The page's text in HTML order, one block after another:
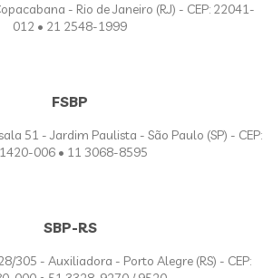
- Rio de Janeiro (RJ) - CEP: 22041-
012 • 21 2548-1999
FSBP
51 - Jardim Paulista - São Paulo (SP) - CEP:
006 • 11 3068-8595
SBP-RS
305 - Auxiliadora - Porto Alegre (RS) - CEP: